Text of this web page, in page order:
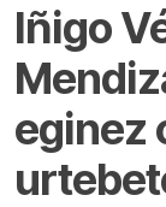
Iñigo
eginez